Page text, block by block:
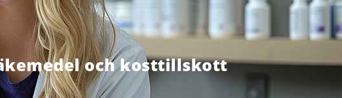
och kosttillskott